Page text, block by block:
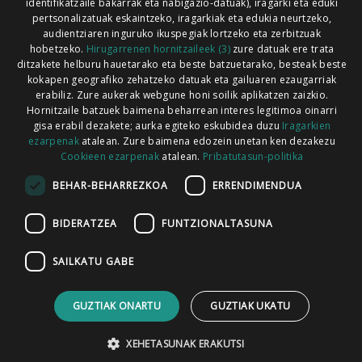
Codesyntaxek garatua
HONI BURUZ LEGE OHARRA PUBLIZITATEA
ARAUAK HARREMANETARAKO RSS
identifikatzaile bakarrak eta nabigazio-datuak), iragarki eta eduki
pertsonalizatuak eskaintzeko, iragarkiak eta edukia neurtzeko,
audientziaren inguruko ikuspegiak lortzeko eta zerbitzuak
hobetzeko. Hirugarrenen hornitzaileek (3)zure datuak ere trata
ditzakete helburu hauetarako eta beste batzuetarako, besteak beste
kokapen geografiko zehatzeko datuak eta gailuaren ezaugarriak
erabiliz. Zure aukerak webgune honi soilik aplikatzen zaizkio.
Hornitzaile batzuek baimena beharrean interes legitimoa oinarri
gisa erabil dezakete; aurka egiteko eskubidea duzu Iragarkien
ezarpenakatalean. Zure baimena edozein unetan ken dezakezu
Cookieen ezarpenak atalean. Pribatutasun-politika
BEHAR-BEHARREZKOA ERRENDIMENDUA
BIDERATZEA FUNTZIONALTASUNA
SAILKATU GABE
GUZTIAK ONARTU GUZTIAK UKATU
XEHETASUNAK ERAKUTSI